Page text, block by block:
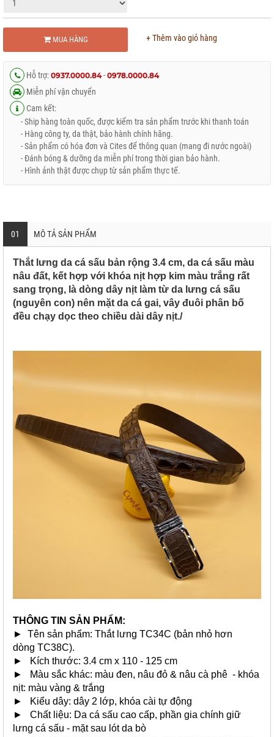
MUA HÀNG + Thêm vào giỏ hàng
Hỗ trợ: 0937.0000.84- 0978.0000.84
Miễn phí vận chuyển
Cam kết:
- Ship hàng toàn quốc, được kiểm tra sản phẩm trước khi thanh toán
- Hàng công ty, da thật, bảo hành chính hãng.
- Sản phẩm có hóa đơn và Cites để thông quan (mang đi nước ngoài)
- Đánh bóng & dưỡng da miễn phí trong thời gian bảo hành.
- Hình ảnh thật được chụp từ sản phẩm thực tế.
01 MÔ TẢ SẢN PHẨM
Thắt lưng da cá sấu bản rộng 3.4 cm, da cá sấu màu
nâu đất, kết hợp với khóa nịt hợp kim màu trắng rất
sang trọng, là dòng dây nịt làm từ da lưng cá sấu
(nguyên con) nên mặt da cá gai, vây đuôi phân bố
đều chạy dọc theo chiều dài dây nịt./
THÔNG TIN SẢN PHẨM:
► Tên sản phẩm: Thắt lưng TC34C (bản nhỏ hơn
dòng TC38C).
► Kích thước: 3.4 cm x 110 - 125 cm
► Màu sắc khác: màu đen, nâu đỏ & nâu cà phê - khóa
nịt: màu vàng & trắng
► Kiểu dây: dây 2 lớp, khóa cài tự động
► Chất liệu: Da cá sấu cao cấp, phần gia chính giữ
lưng cá sấu - mặt sau lót da bò